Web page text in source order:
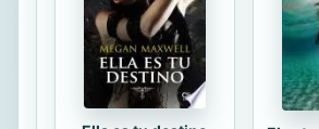
Bangkok o en Ciudad
un privilegio. Nuestro
menos, es...